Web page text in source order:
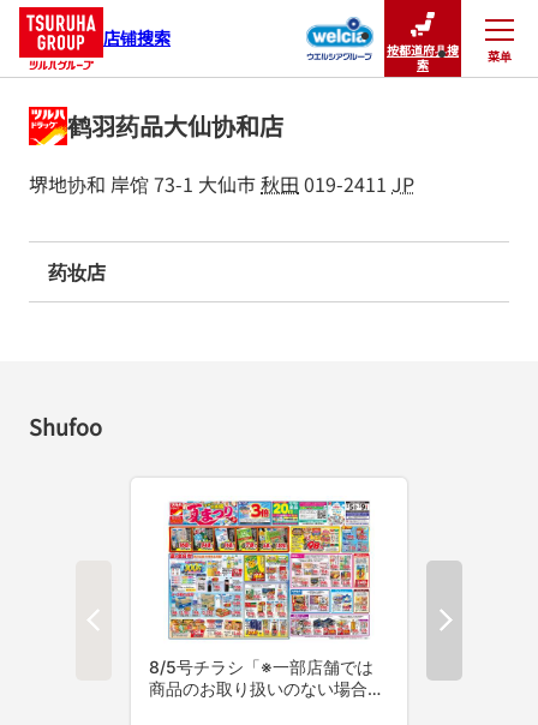
店铺搜索
按都道府县搜
索
菜单
关闭
鹤羽药品大仙协和店
堺地协和 岸馆 73-1 大仙市秋田 019-2411 JP
药妆店
Shufoo